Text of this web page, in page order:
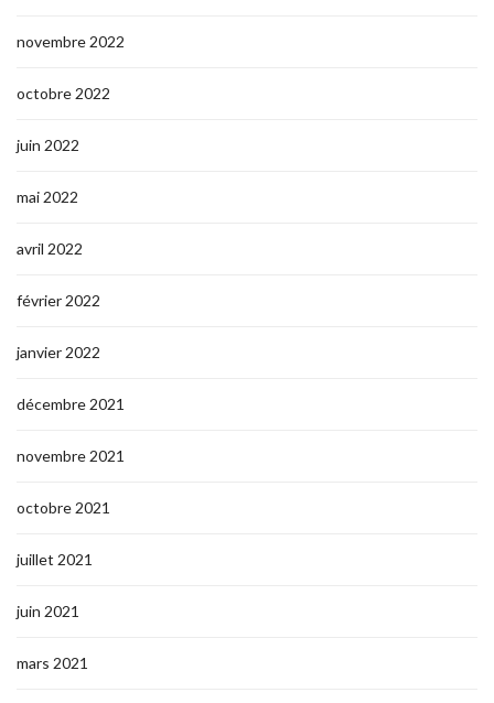
novembre 2022
octobre 2022
juin 2022
mai 2022
avril 2022
février 2022
janvier 2022
décembre 2021
novembre 2021
octobre 2021
juillet 2021
juin 2021
mars 2021